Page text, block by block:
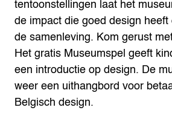
tentoonstellingen laat het
de impact die goed design
de samenleving. Kom gerust
Het gratis Museumspel geeft
een introductie op design. De
weer een uithangbord voor
Belgisch design.